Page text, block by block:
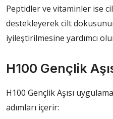
Peptidler ve vitaminler ise
destekleyerek cilt
iyileştirilmesine yardımcı
H100 Gençlik
H100 Gençlik Aşısı
adımları içerir: